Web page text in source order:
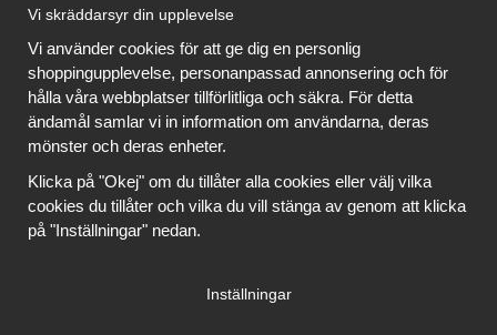
på vårt nyhetsbrev så kan du ladda ner många mönster
mönstret. Du ser vilka som ärgratis när du är
Bli medlem
Copyright © 2026, Marks & Kattens AB
Vi skräddarsyr din upplevelse
Vi använder cookies för att ge dig en personlig
shoppingupplevelse, personanpassad annonsering och för
hålla våra webbplatser tillförlitliga och säkra. För detta
ändamål samlar vi in information om användarna, deras
mönster och deras enheter.
Klicka på "Okej" om du tillåter alla cookies eller välj vilka
cookies du tillåter och vilka du vill stänga av genom att klicka
på "Inställningar" nedan.
Inställningar